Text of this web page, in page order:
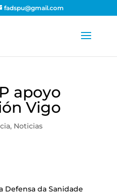
fadspu@gmail.com
apoyo
Vigo
, Noticias
Defensa da Sanidade